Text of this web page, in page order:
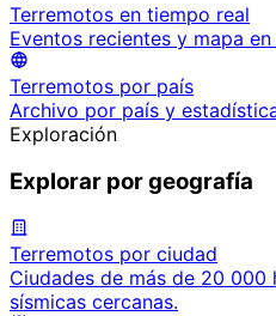
Terremotos en tiempo real
Eventos recientes y mapa
Terremotos por país
Archivo por país y
Exploración
Explorar por geografía
Terremotos por ciudad
Ciudades de más de 20
sísmicas cercanas.